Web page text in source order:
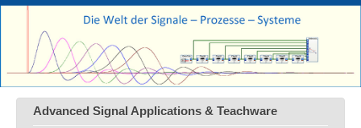
Advanced Signal Applications & Teachware